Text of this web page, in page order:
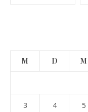
M D M
3 4 5